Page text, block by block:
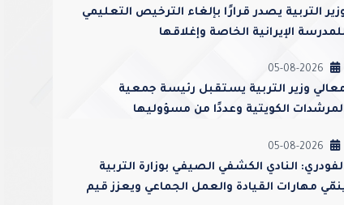
التربية يصدر قرارًا بإلغاء الترخيص التعليمي
الإيرانية الخاصة وإغلاقها
05-08-2026
وزير التربية يستقبل رئيسة جمعية
الكويتية وعددًا من مسؤوليها
05-08-2026
النادي الكشفي الصيفي بوزارة التربية
مهارات القيادة والعمل الجماعي ويعزز قيم